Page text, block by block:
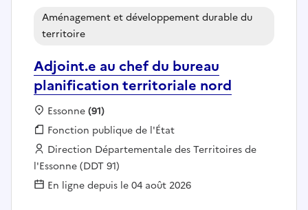
Adjoint.e au chef du bureau
planification territoriale nord
Aménagement et développement durable du
territoire
Localisation :
Essonne(91)
Fonction publique :
Fonction publique de l'État
Employeur :
Direction Départementale des Territoires de
l'Essonne (DDT 91)
En ligne depuis le 04 août 2026